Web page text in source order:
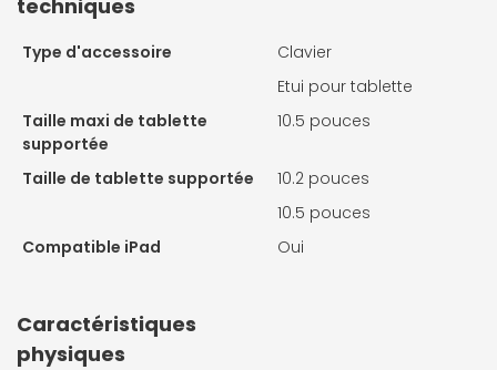
techniques
Type d'accessoire
Clavier
Etui pour tablette
Taille maxi de tablette
supportée
10.5 pouces
Taille de tablette supportée
10.2 pouces
10.5 pouces
Compatible iPad
Oui
Caractéristiques
physiques